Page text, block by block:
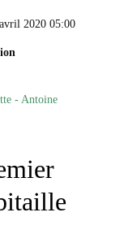
2020 05:00
- Antoine